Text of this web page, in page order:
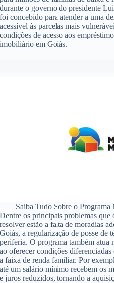
durante o governo do presidente
foi concebido para atender a uma
acessível às parcelas mais
condições de acesso aos
imobiliário em Goiás.
Saiba Tudo Sobre o
Dentre os principais problemas
resolver estão a falta de moradias
Goiás, a regularização de posse de
periferia. O programa também atua
ao oferecer condições
a faixa de renda familiar. Por
até um salário mínimo recebem os
e juros reduzidos, tornando a